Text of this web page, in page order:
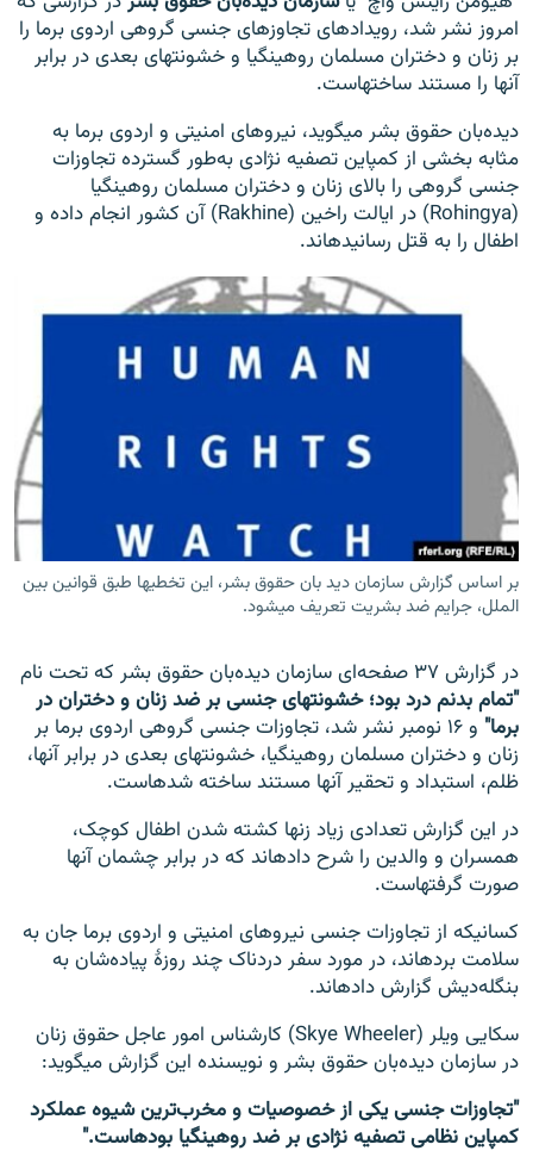
همۀ سایت‌های رادیو آزادی/ رادیو اروپای آزاد
امروز نشر شد، رویدادهای تجاوزهای جنسی گروهی اردوی برما را
بر زنان و دختران مسلمان روهینگیا و خشونت‎های بعدی در برابر
آن‎ها را مستند ساخته‎است.
دیده‌بان حقوق بشر می‎گوید، نیروهای امنیتی و اردوی برما به
مثابه بخشی از کمپاین تصفیه نژادی به‌طور گسترده تجاوزات
جنسی گروهی را بالای زنان و دختران مسلمان روهینگیا
(Rohingya) در ایالت راخین (Rakhine) آن کشور انجام داده و
اطفال را به قتل رسانیده‎اند.
بر اساس گزارش سازمان دید بان حقوق بشر، این تخطی‎ها طبق قوانین بین
الملل، جرایم ضد بشریت تعریف می‎شود.
در گزارش ۳۷ صفحه‌ای سازمان دیده‌بان حقوق بشر که تحت نام
"تمام بدنم درد بود؛ خشونت‎های جنسی بر ضد زنان و دختران در
برما"
و ۱۶ نومبر نشر شد، تجاوزات جنسی گروهی اردوی برما بر
زنان و دختران مسلمان روهینگیا، خشونت‎های بعدی در برابر آن‎ها،
ظلم، استبداد و تحقیر آن‎ها مستند ساخته شده‎است.
در این گزارش تعدادی زیاد زن‎ها کشته شدن اطفال کوچک،
همسران و والدین را شرح داده‎اند که در برابر چشمان آن‎ها
صورت گرفته‎است.
کسانیکه از تجاوزات جنسی نیروهای امنیتی و اردوی برما جان به
سلامت برده‎اند، در مورد سفر دردناک چند روزۀ پیاده‌شان به
بنگله‌دیش گزارش داده‎اند.
سکایی ویلر (Skye Wheeler) کارشناس امور عاجل حقوق زنان
در سازمان دیده‌بان حقوق بشر و نویسنده این گزارش می‎گوید:
"تجاوزات جنسی یکی از خصوصیات و مخرب‌ترین شیوه عملکرد
کمپاین نظامی تصفیه نژادی بر ضد روهینگیا بوده‎است."